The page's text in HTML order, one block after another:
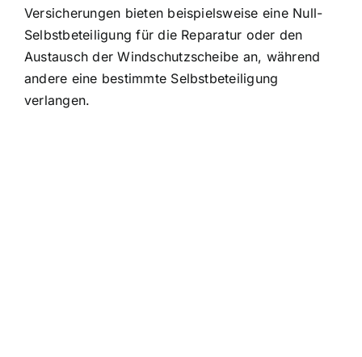
Versicherungen bieten beispielsweise eine Null-
Selbstbeteiligung für die Reparatur oder den
Austausch der Windschutzscheibe an, während
andere eine bestimmte Selbstbeteiligung
verlangen.